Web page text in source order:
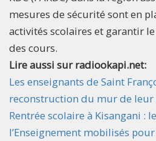
mesures de sécurité sont en
activités scolaires et garantir
des cours.
Lire aussi sur radiookapi.net:
Les enseignants de Saint
reconstruction du mur de leur
Rentrée scolaire à Kisangani :
l’Enseignement mobilisés